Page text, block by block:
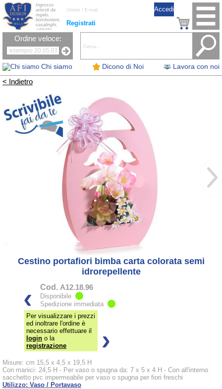
Chi siamo Dicono di Noi Lavora con noi
Registrati
Ingrosso
articoli da
regalo,
bomboniere,
casalinghi,
addobbi
natalizi, nastri,
oggettistica,
la tavola, fiori
artificiali e
candele.
Ordine veloce:
< Indietro
Cestino portafiori bimba carta colorata semi
idrorepellente
Cod. A12.18.96
Disponibile
Spedizione immediata
Per visualizzare i prezzi
ed inoltrare l'ordine è
necessario effettuare il
login o la
registrazione
Misure: cm 15,5 x 4,5 x 19,5 H
Con manici: 24,5 H - Per vaso o spugna da: 7 x 5 x 4 H - Con all'interno
sacchetto pvc impermeabile per vaso o spugna per fiori freschi
Utilizzo: Vaso / Portavaso